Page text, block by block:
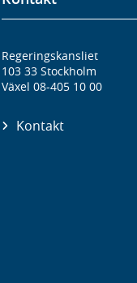
Regeringskansliet
103 33 Stockholm
Växel 08-405 10 00
Kontakt